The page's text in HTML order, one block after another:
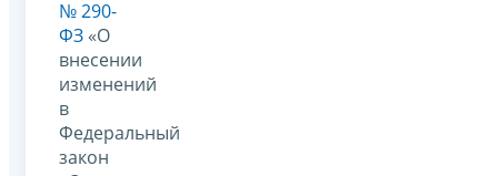
№ 290-
ФЗ «О
внесении
изменений
в
Федеральный
закон